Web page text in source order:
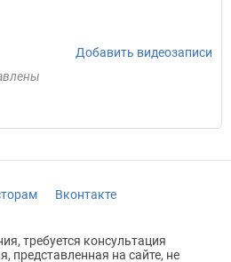
Добавить видеозаписи
Вконтакте
требуется консультация
представленная на сайте, не